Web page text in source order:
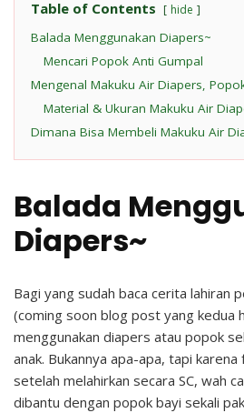
Table of Contents hide
Balada Menggunakan Diapers~
Mencari Popok Anti Gumpal
Mengenal Makuku Air Diapers,
Material & Ukuran Makuku Air
Dimana Bisa Membeli Makuku Air
Balada
Diapers~
Bagi yang sudah baca cerita lahiran
(coming soon blog post yang kedua
menggunakan diapers atau popok
anak. Bukannya apa-apa, tapi
setelah melahirkan secara SC, wah
dibantu dengan popok bayi sekali